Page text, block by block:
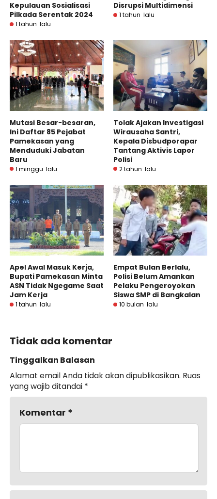
Kepulauan Sosialisasi
Pilkada Serentak 2024
1 tahun lalu
Disrupsi Multidimensi
1 tahun lalu
Mutasi Besar-besaran,
Ini Daftar 85 Pejabat
Pamekasan yang
Menduduki Jabatan
Baru
1 minggu lalu
Tolak Ajakan Investigasi
Wirausaha Santri,
Kepala Disbudporapar
Tantang Aktivis Lapor
Polisi
2 tahun lalu
Apel Awal Masuk Kerja,
Bupati Pamekasan Minta
ASN Tidak Ngegame Saat
Jam Kerja
1 tahun lalu
Empat Bulan Berlalu,
Polisi Belum Amankan
Pelaku Pengeroyokan
Siswa SMP di Bangkalan
10 bulan lalu
Tidak ada komentar
Tinggalkan Balasan
Alamat email Anda tidak akan dipublikasikan. Ruas
yang wajib ditandai *
Komentar *